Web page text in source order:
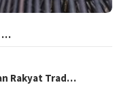
…
Rakyat Trad…